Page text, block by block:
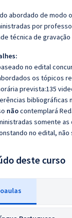
abordado de modo
por
técnica de
no edital
os tópicos
prevista:135
bibliográficas
nãocontemplará
somente
no edital,
deste curso